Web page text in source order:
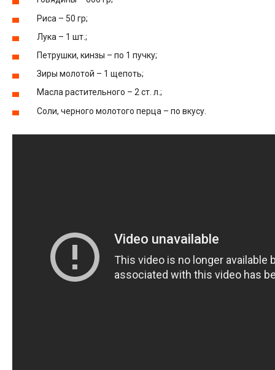
Риса – 50 гр;
Лука – 1 шт.;
Петрушки, кинзы – по 1 пучку;
Зиры молотой – 1 щепоть;
Масла растительного – 2 ст. л.;
Соли, черного молотого перца – по вкусу.